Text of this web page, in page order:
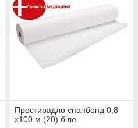
Простирадло спанбонд 0,8
х100 м (20) біле